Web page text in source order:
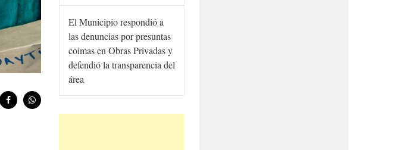
El Municipio respondió a
las denuncias por presuntas
coimas en Obras Privadas y
defendió la transparencia del
área